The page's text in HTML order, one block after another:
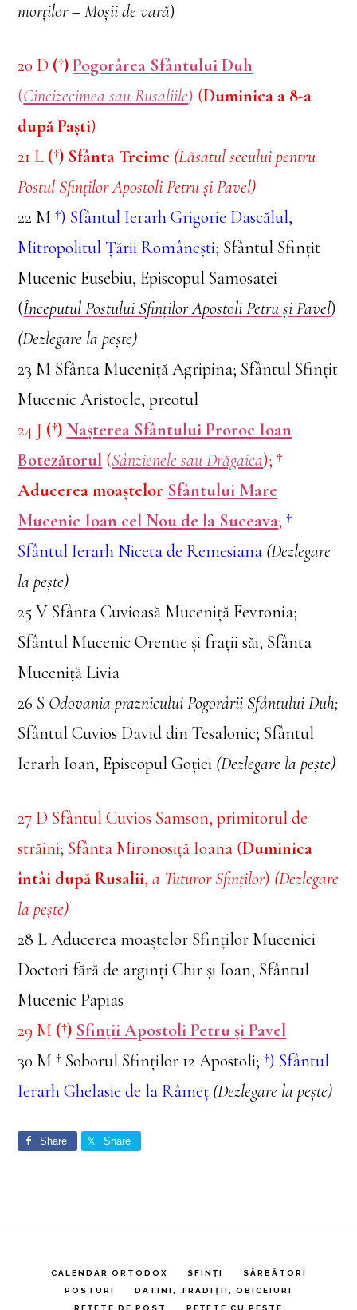
morților – Moșii de vară)
20 D (†)Pogorârea Sfântului Duh
(Cincizecimea sau Rusaliile) (Duminica a 8-a
după Paști)
21 L (†) Sfânta Treime (Lăsatul secului pentru
Postul Sfinților Apostoli Petru și Pavel)
22 M†) Sfântul Ierarh Grigorie Dascălul,
Mitropolitul Țării Românești; Sfântul Sfințit
Mucenic Eusebiu, Episcopul Samosatei
(Începutul Postului Sfinților Apostoli Petru și Pavel)
(Dezlegare la pește)
23 M Sfânta Muceniță Agripina; Sfântul Sfințit
Mucenic Aristocle, preotul
24 J (†) Nașterea Sfântului Proroc Ioan
Botezătorul (Sânzienele sau Drăgaica);†
Aducerea moaștelor Sfântului Mare
Mucenic Ioan cel Nou de la Suceava; †
Sfântul Ierarh Niceta de Remesiana (Dezlegare
la pește)
25 V Sfânta Cuvioasă Muceniță Fevronia;
Sfântul Mucenic Orentie și frații săi; Sfânta
Muceniță Livia
26 S Odovania praznicului Pogorârii Sfântului Duh;
Sfântul Cuvios David din Tesalonic; Sfântul
Ierarh Ioan, Episcopul Goției (Dezlegare la pește)
27 D Sfântul Cuvios Samson, primitorul de
străini; Sfânta Mironosiță Ioana (Duminica
întâi după Rusalii,a Tuturor Sfinților) (Dezlegare
la pește)
28 L Aducerea moaștelor Sfinților Mucenici
Doctori fără de arginți Chir și Ioan; Sfântul
Mucenic Papias
29 M (†) Sfinții Apostoli Petru și Pavel
30 M † Soborul Sfinților 12 Apostoli;†) Sfântul
Ierarh Ghelasie de la Râmeț (Dezlegare la pește)
Share Share
CALENDAR ORTODOX SFINȚI
SĂRBĂTORI
POSTURI
DATINI, TRADIȚII, OBICEIURI
REȚETE DE POST
REȚETE CU PEȘTE